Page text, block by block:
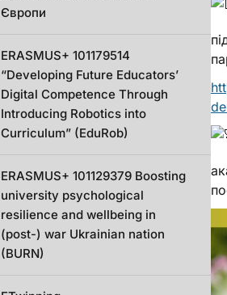
Європи
ERASMUS+ 101179514
“Developing Future Educators’
Digital Competence Through
Introducing Robotics into
Curriculum” (EduRob)
ERASMUS+ 101129379 Boosting
university psychological
resilience and wellbeing in
(post-) war Ukrainian nation
(BURN)